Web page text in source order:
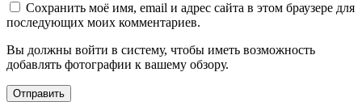
Сохранить моё имя, email и адрес сайта в этом браузере для
последующих моих комментариев.
Вы должны войти в систему, чтобы иметь возможность
добавлять фотографии к вашему обзору.